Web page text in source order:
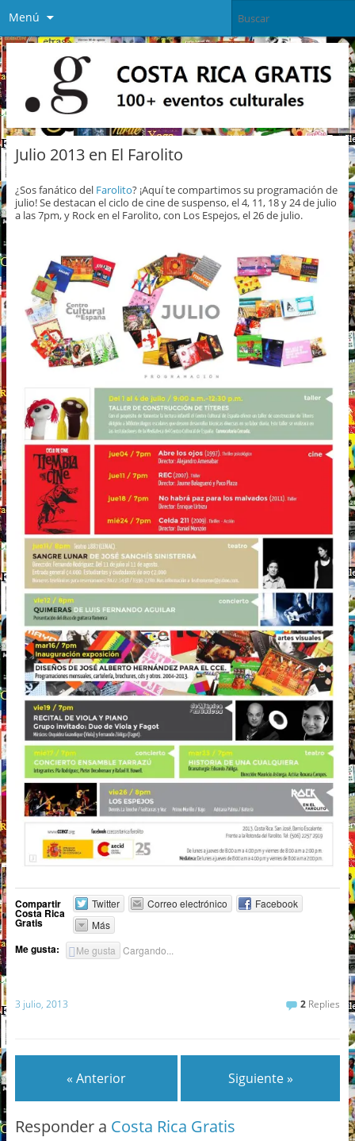
Menú
Julio 2013 en El Farolito
¿Sos fanático del Farolito? ¡Aquí te compartimos su programación de
julio! Se destacan el ciclo de cine de suspenso, el 4, 11, 18 y 24 de julio
a las 7pm, y Rock en el Farolito, con Los Espejos, el 26 de julio.
Compartir
Costa Rica
Gratis
Twitter Correo electrónico
Facebook
Más
Me gusta: Me gusta Cargando...
3 julio, 2013 2 Replies
« Anterior Siguiente »
Responder a Costa Rica Gratis